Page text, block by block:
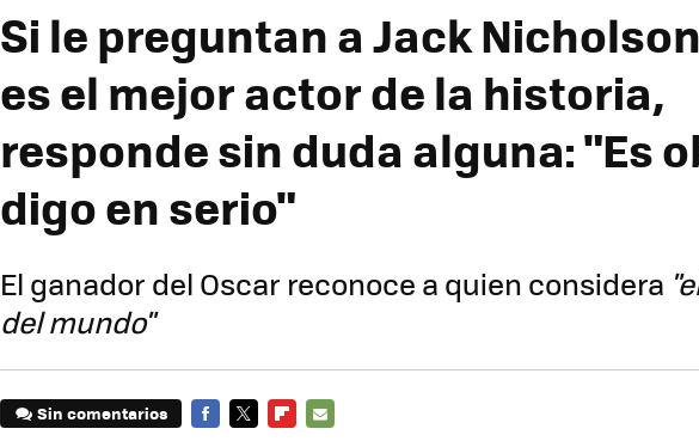
Si le preguntan a Jack
es el mejor actor de la historia,
responde sin duda alguna: "Es
digo en serio"
El ganador del Oscar reconoce a quien considera "
del mundo"
Sin comentarios